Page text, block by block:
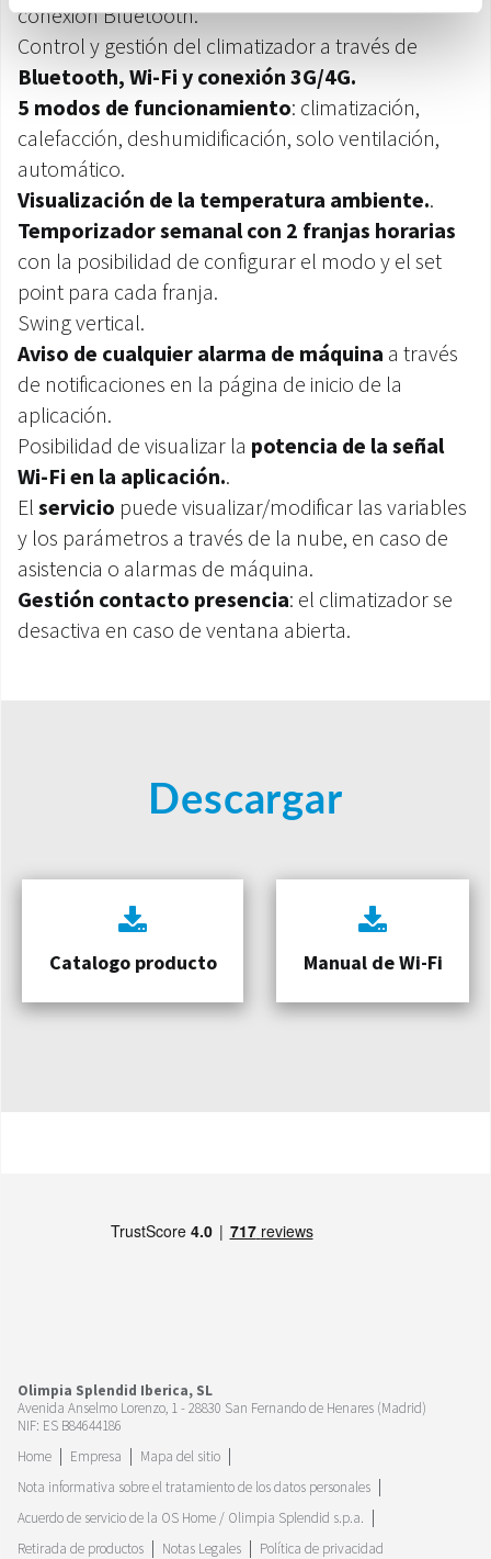
conexión Bluetooth.
Control y gestión del climatizador a través de
Bluetooth, Wi-Fi y conexión 3G/4G.
5 modos de funcionamiento: climatización,
calefacción, deshumidificación, solo ventilación,
automático.
Visualización de la temperatura ambiente..
Temporizador semanal con 2 franjas horarias
con la posibilidad de configurar el modo y el set
point para cada franja.
Swing vertical.
Aviso de cualquier alarma de máquina a través
de notificaciones en la página de inicio de la
aplicación.
Posibilidad de visualizar la potencia de la señal
Wi-Fi en la aplicación..
El servicio puede visualizar/modificar las variables
y los parámetros a través de la nube, en caso de
asistencia o alarmas de máquina.
Gestión contacto presencia: el climatizador se
desactiva en caso de ventana abierta.
Descargar
Catalogo producto Manual de Wi-Fi
Olimpia Splendid Iberica, SL
Avenida Anselmo Lorenzo, 1 - 28830 San Fernando de Henares (Madrid)
NIF: ES B84644186
Home
Empresa
Mapa del sitio
Nota informativa sobre el tratamiento de los datos personales
Acuerdo de servicio de la OS Home / Olimpia Splendid s.p.a.
Retirada de productos
Notas Legales Política de privacidad